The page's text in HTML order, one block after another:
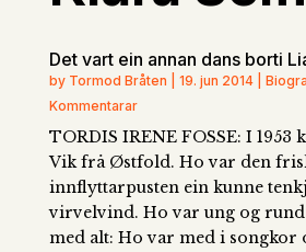
Det vart ein annan dans borti
by Tormod Bråten | 19. jun 2014 |
Kommentarar
TORDIS IRENE FOSSE: I
Vik frå Østfold. Ho var den
innflyttarpusten ein kunne
virvelvind. Ho var ung og rund
med alt: Ho var med i songkor